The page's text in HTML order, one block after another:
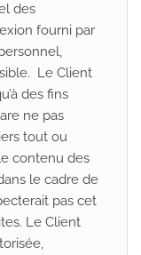
des
fourni par
Le Client
des fins
ne pas
tout ou
contenu des
le cadre de
pas cet
Le Client